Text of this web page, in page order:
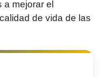
a mejorar el
de vida de las